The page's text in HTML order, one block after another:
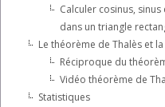
Calculer cosinus, sinus
dans un triangle
Le théorème de Thalès et
Réciproque du
Vidéo théorème de
Statistiques